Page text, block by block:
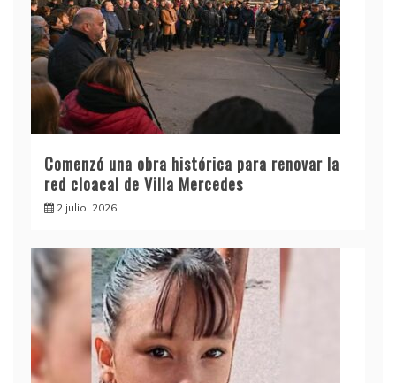
Comenzó una obra histórica para renovar la
red cloacal de Villa Mercedes
2 julio, 2026